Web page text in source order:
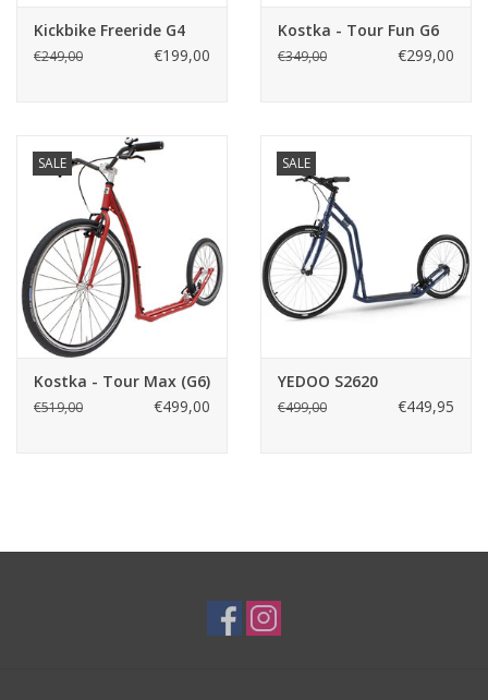
Het spreekt voor zich dat de 'genen' van de vorige Kickbike
modellen zijn gebruikt bij de ontwikkeling van dit nieuwe type.
Kickbike Freeride G4
€249,00 €199,00
Kostka - Tour Fun G6
€349,00 €299,00
SALE
Kostka - Tour Max (G6)
€519,00 €499,00
SALE
YEDOO S2620
€499,00 €449,95